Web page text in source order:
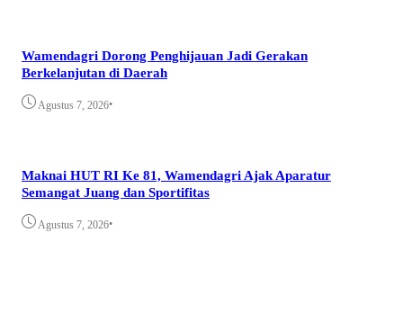
Wamendagri Dorong Penghijauan Jadi Gerakan
Berkelanjutan di Daerah
Agustus 7, 2026•
Maknai HUT RI Ke 81, Wamendagri Ajak Aparatur
Semangat Juang dan Sportifitas
Agustus 7, 2026•